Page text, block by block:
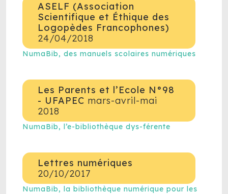
ASELF (Association
Scientifique et Éthique des
Logopèdes Francophones)
24/04/2018
NumaBib, des manuels scolaires numériques
Les Parents et l’Ecole N°98
- UFAPEC mars-avril-mai
2018
NumaBib, l’e-bibliothèque dys-férente
Lettres numériques
20/10/2017
NumaBib, la bibliothèque numérique pour les